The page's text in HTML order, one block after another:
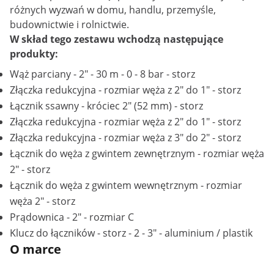
różnych wyzwań w domu, handlu, przemyśle,
budownictwie i rolnictwie.
W skład tego zestawu wchodzą następujące
produkty:
Wąż parciany - 2" - 30 m - 0 - 8 bar - storz
Złączka redukcyjna - rozmiar węża z 2" do 1" - storz
Łącznik ssawny - króciec 2" (52 mm) - storz
Złączka redukcyjna - rozmiar węża z 2" do 1" - storz
Złączka redukcyjna - rozmiar węża z 3" do 2" - storz
Łącznik do węża z gwintem zewnętrznym - rozmiar węża
2" - storz
Łącznik do węża z gwintem wewnętrznym - rozmiar
węża 2" - storz
Prądownica - 2" - rozmiar C
Klucz do łączników - storz - 2 - 3" - aluminium / plastik
O marce